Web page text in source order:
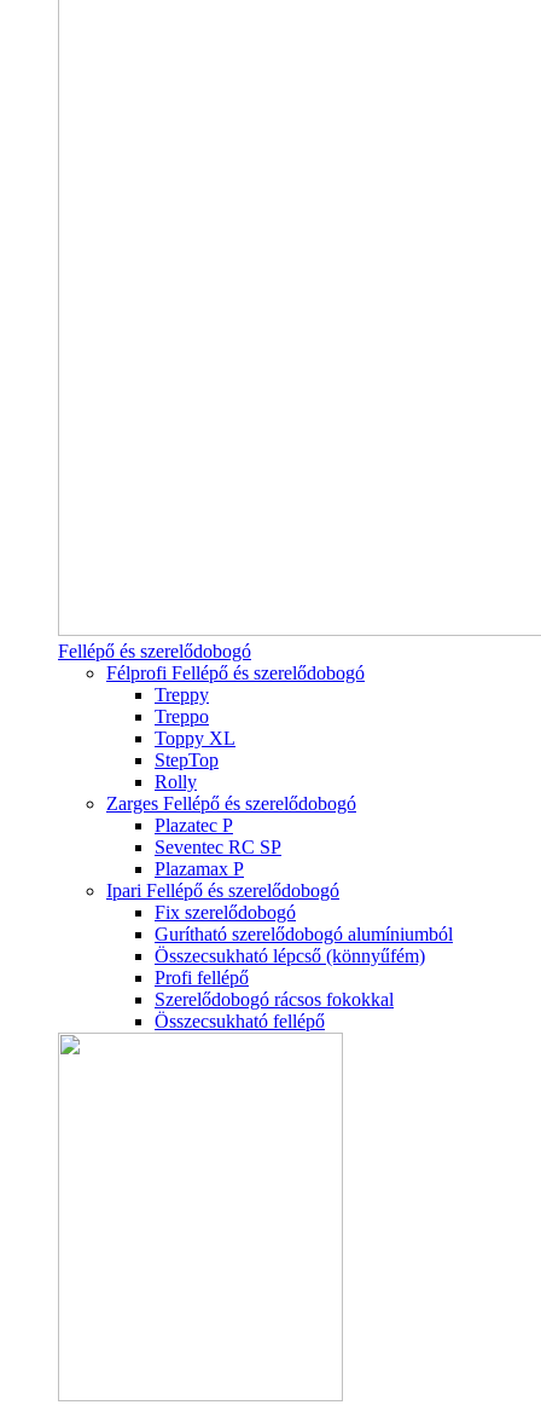
Fellépő és szerelődobogó
Félprofi Fellépő és szerelődobogó
Treppy
Treppo
Toppy XL
StepTop
Rolly
Zarges Fellépő és szerelődobogó
Plazatec P
Seventec RC SP
Plazamax P
Ipari Fellépő és szerelődobogó
Fix szerelődobogó
Gurítható szerelődobogó alumíniumból
Összecsukható lépcső (könnyűfém)
Profi fellépő
Szerelődobogó rácsos fokokkal
Összecsukható fellépő